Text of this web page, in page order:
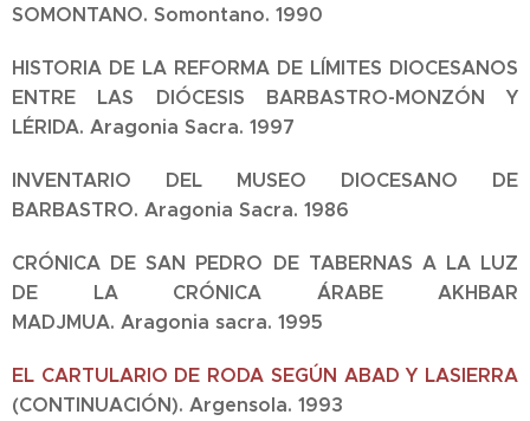
SOMONTANO. Somontano. 1990
HISTORIA DE LA REFORMA DE LÍMITES DIOCESANOS
ENTRE LAS DIÓCESIS BARBASTRO-MONZÓN Y
LÉRIDA. Aragonia Sacra. 1997
INVENTARIO DEL MUSEO DIOCESANO DE
BARBASTRO. Aragonia Sacra. 1986
CRÓNICA DE SAN PEDRO DE TABERNAS A LA LUZ
DE LA CRÓNICA ÁRABE AKHBAR
MADJMUA. Aragonia sacra. 1995
EL CARTULARIO DE RODA SEGÚN ABAD Y LASIERRA
(CONTINUACIÓN). Argensola. 1993